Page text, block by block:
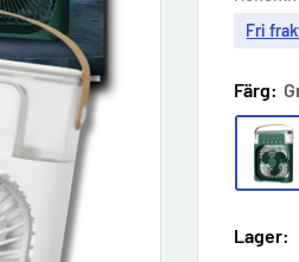
Fri
Färg:
Lager: